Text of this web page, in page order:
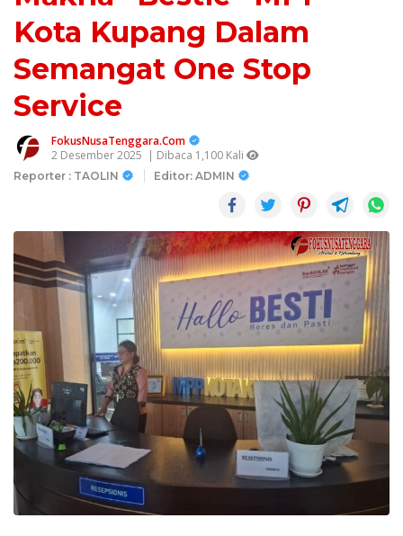
Kota Kupang Dalam
Semangat One Stop
Service
FokusNusaTenggara.Com
2 Desember 2025 | Dibaca 1,100 Kali
Reporter : TAOLIN Editor: ADMIN